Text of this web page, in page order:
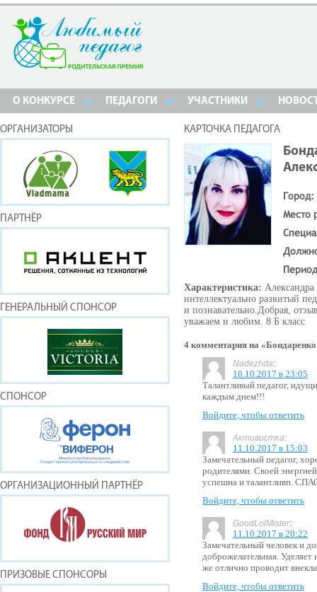
О КОНКУРСЕ ПЕДАГОГИ УЧАСТНИКИ
ОРГАНИЗАТОРЫ
ПАРТНЁР
ГЕНЕРАЛЬНЫЙ СПОНСОР
СПОНСОР
ОРГАНИЗАЦИОННЫЙ ПАРТНЁР
ПРИЗОВЫЕ СПОНСОРЫ
КАРТОЧКА ПЕДАГОГА
Город:
Место
Характеристика:
интеллектуально развитый
и познавательно.Добрая,
уважаем и любим. 8 Б класс
4 комментария на
Nadezhda:
10.10.2017 в 23:05
Талантливый педагог,
каждым днем!!!
Войдите, чтобы ответить
Активистка:
11.10.2017 в 15:03
Замечательный педагог,
родителями. Своей
успешна и талантливп.
Войдите, чтобы ответить
GoodLolMister:
11.10.2017 в 20:22
Замечательный человек и
доброжелательная. Уделяет
же отлично проводит
Войдите, чтобы ответить